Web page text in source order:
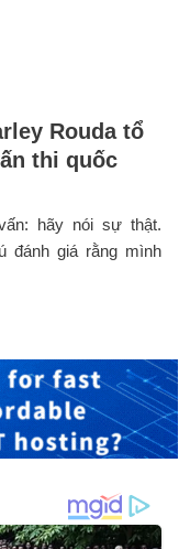
Rouda tổ
thi quốc
hãy nói sự thật.
đánh giá rằng mình